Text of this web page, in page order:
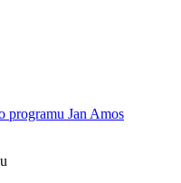
programu Jan Amos